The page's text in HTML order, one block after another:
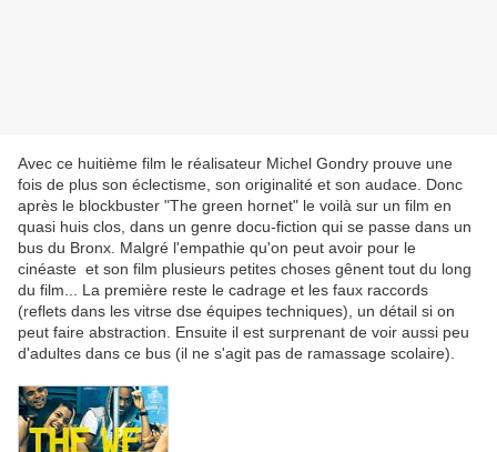
Avec ce huitième film le réalisateur Michel Gondry prouve une
fois de plus son éclectisme, son originalité et son audace. Donc
après le blockbuster "The green hornet" le voilà sur un film en
quasi huis clos, dans un genre docu-fiction qui se passe dans un
bus du Bronx. Malgré l'empathie qu'on peut avoir pour le
cinéaste et son film plusieurs petites choses gênent tout du long
du film... La première reste le cadrage et les faux raccords
(reflets dans les vitrse dse équipes techniques), un détail si on
peut faire abstraction. Ensuite il est surprenant de voir aussi peu
d'adultes dans ce bus (il ne s'agit pas de ramassage scolaire).